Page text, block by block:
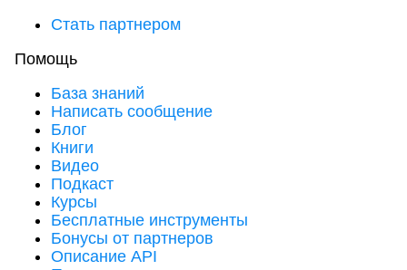
Стать партнером
Помощь
База знаний
Написать сообщение
Блог
Книги
Видео
Подкаст
Курсы
Бесплатные инструменты
Бонусы от партнеров
Описание API